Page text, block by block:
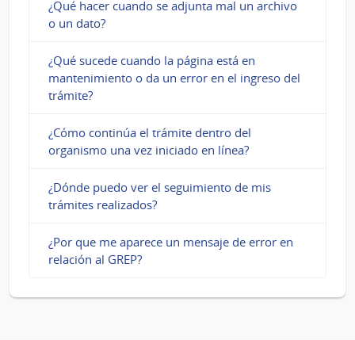
¿Qué hacer cuando se adjunta mal un archivo
o un dato?
¿Qué sucede cuando la página está en
mantenimiento o da un error en el ingreso del
trámite?
¿Cómo continúa el trámite dentro del
organismo una vez iniciado en línea?
¿Dónde puedo ver el seguimiento de mis
trámites realizados?
¿Por que me aparece un mensaje de error en
relación al GREP?